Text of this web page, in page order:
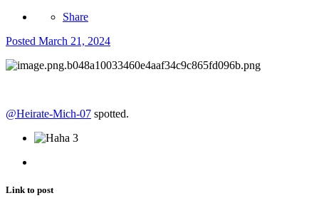
Share
Posted March 21, 2024
@Heirate-Mich-07 spotted.
3
Link to post